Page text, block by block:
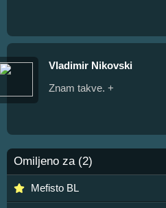
Vladimir Nikovski
Znam takve. +
Omiljeno za (2)
Mefisto BL